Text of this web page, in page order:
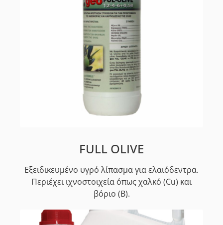
FULL OLIVE
Εξειδικευμένο υγρό λίπασμα για ελαιόδεντρα.
Περιέχει ιχνοστοιχεία όπως χαλκό (Cu) και
βόριο (Β).